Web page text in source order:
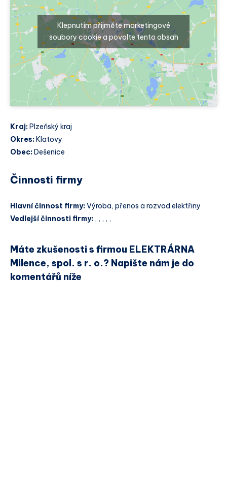
Klepnutím přijměte marketingové
soubory cookie a povolte tento obsah
Kraj: Plzeňský kraj
Okres: Klatovy
Obec: Dešenice
Činnosti firmy
Hlavní činnost firmy:Výroba, přenos a rozvod elektřiny
Vedlejší činnosti firmy: , , , , ,
Máte zkušenosti s firmou ELEKTRÁRNA
Milence, spol. s r. o.? Napište nám je do
komentářů níže